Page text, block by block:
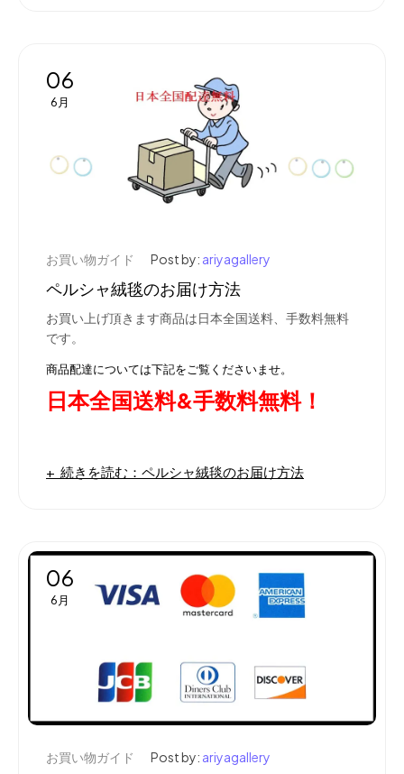
06
6月
お買い物ガイド Post by: ariyagallery
ペルシャ絨毯のお届け方法
お買い上げ頂きます商品は日本全国送料、手数料無料
です。
商品配達については下記をご覧くださいませ。
日本全国送料&手数料無料！
続きを読む：ペルシャ絨毯のお届け方法
06
6月
お買い物ガイド Post by: ariyagallery